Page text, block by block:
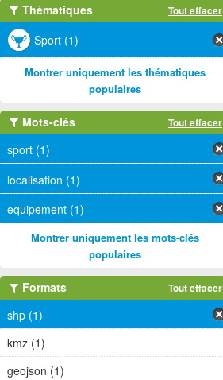
Thématiques Tout effacer
Sport (1)
Montrer uniquement les thématiques
populaires
Mots-clés Tout effacer
sport (1)
localisation (1)
equipement (1)
Montrer uniquement les mots-clés
populaires
Formats Tout effacer
shp (1)
kmz (1)
geojson (1)